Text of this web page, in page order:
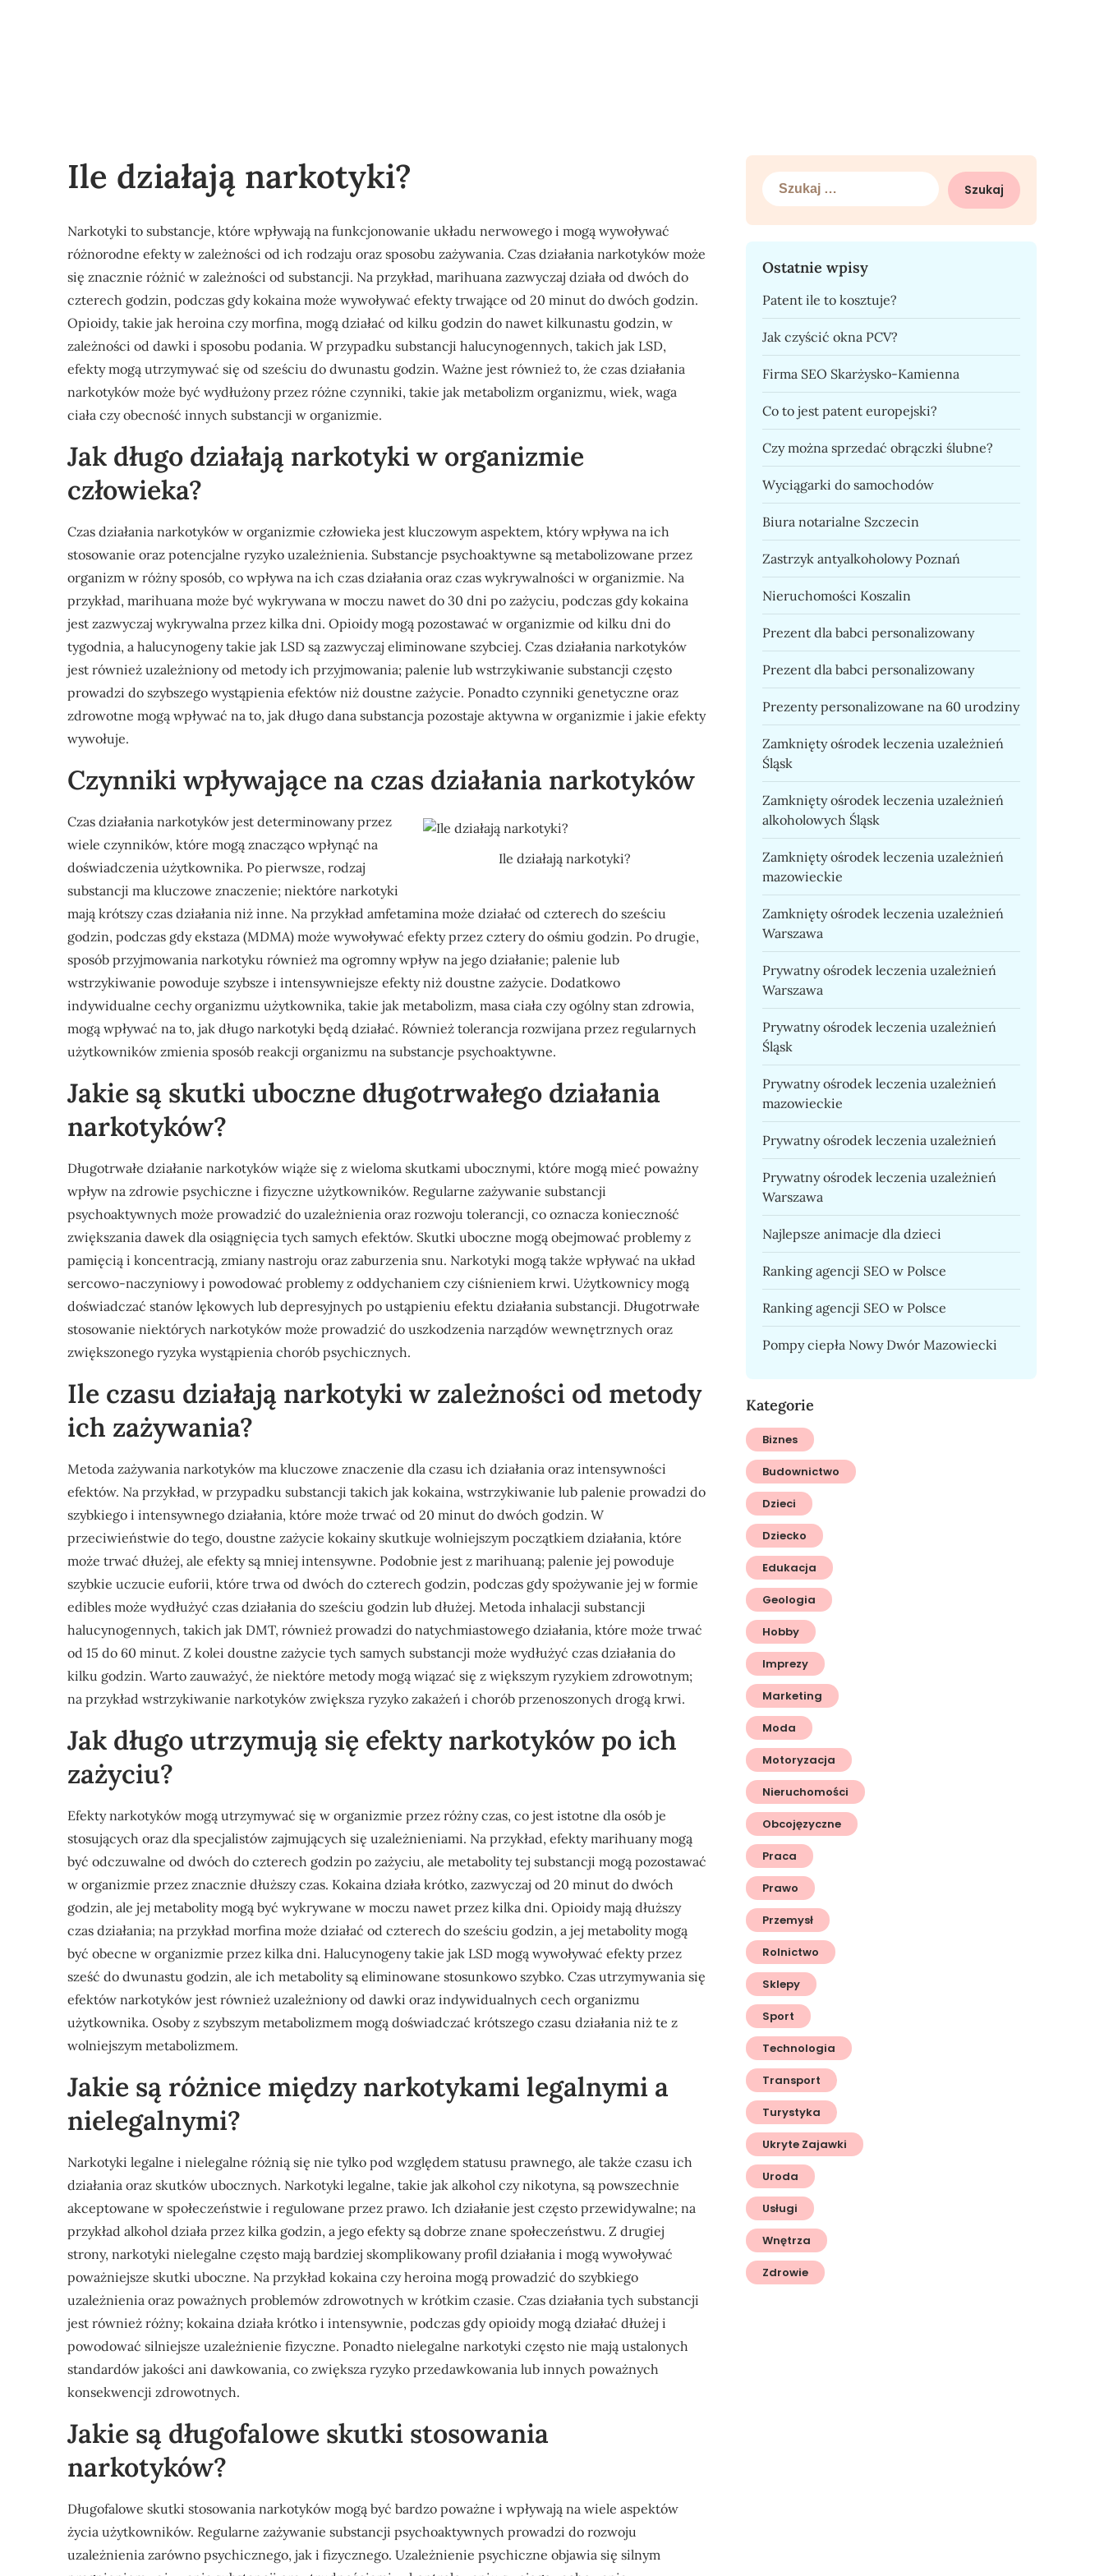
Ile działają narkotyki?
Narkotyki to substancje, które wpływają na funkcjonowanie układu nerwowego i mogą wywoływać
różnorodne efekty w zależności od ich rodzaju oraz sposobu zażywania. Czas działania narkotyków może
się znacznie różnić w zależności od substancji. Na przykład, marihuana zazwyczaj działa od dwóch do
czterech godzin, podczas gdy kokaina może wywoływać efekty trwające od 20 minut do dwóch godzin.
Opioidy, takie jak heroina czy morfina, mogą działać od kilku godzin do nawet kilkunastu godzin, w
zależności od dawki i sposobu podania. W przypadku substancji halucynogennych, takich jak LSD,
efekty mogą utrzymywać się od sześciu do dwunastu godzin. Ważne jest również to, że czas działania
narkotyków może być wydłużony przez różne czynniki, takie jak metabolizm organizmu, wiek, waga
ciała czy obecność innych substancji w organizmie.
Jak długo działają narkotyki w organizmie
człowieka?
Czas działania narkotyków w organizmie człowieka jest kluczowym aspektem, który wpływa na ich
stosowanie oraz potencjalne ryzyko uzależnienia. Substancje psychoaktywne są metabolizowane przez
organizm w różny sposób, co wpływa na ich czas działania oraz czas wykrywalności w organizmie. Na
przykład, marihuana może być wykrywana w moczu nawet do 30 dni po zażyciu, podczas gdy kokaina
jest zazwyczaj wykrywalna przez kilka dni. Opioidy mogą pozostawać w organizmie od kilku dni do
tygodnia, a halucynogeny takie jak LSD są zazwyczaj eliminowane szybciej. Czas działania narkotyków
jest również uzależniony od metody ich przyjmowania; palenie lub wstrzykiwanie substancji często
prowadzi do szybszego wystąpienia efektów niż doustne zażycie. Ponadto czynniki genetyczne oraz
zdrowotne mogą wpływać na to, jak długo dana substancja pozostaje aktywna w organizmie i jakie efekty
wywołuje.
Czynniki wpływające na czas działania narkotyków
Ile działają narkotyki?
Czas działania narkotyków jest determinowany przez
wiele czynników, które mogą znacząco wpłynąć na
doświadczenia użytkownika. Po pierwsze, rodzaj
substancji ma kluczowe znaczenie; niektóre narkotyki
mają krótszy czas działania niż inne. Na przykład amfetamina może działać od czterech do sześciu
godzin, podczas gdy ekstaza (MDMA) może wywoływać efekty przez cztery do ośmiu godzin. Po drugie,
sposób przyjmowania narkotyku również ma ogromny wpływ na jego działanie; palenie lub
wstrzykiwanie powoduje szybsze i intensywniejsze efekty niż doustne zażycie. Dodatkowo
indywidualne cechy organizmu użytkownika, takie jak metabolizm, masa ciała czy ogólny stan zdrowia,
mogą wpływać na to, jak długo narkotyki będą działać. Również tolerancja rozwijana przez regularnych
użytkowników zmienia sposób reakcji organizmu na substancje psychoaktywne.
Jakie są skutki uboczne długotrwałego działania
narkotyków?
Długotrwałe działanie narkotyków wiąże się z wieloma skutkami ubocznymi, które mogą mieć poważny
wpływ na zdrowie psychiczne i fizyczne użytkowników. Regularne zażywanie substancji
psychoaktywnych może prowadzić do uzależnienia oraz rozwoju tolerancji, co oznacza konieczność
zwiększania dawek dla osiągnięcia tych samych efektów. Skutki uboczne mogą obejmować problemy z
pamięcią i koncentracją, zmiany nastroju oraz zaburzenia snu. Narkotyki mogą także wpływać na układ
sercowo-naczyniowy i powodować problemy z oddychaniem czy ciśnieniem krwi. Użytkownicy mogą
doświadczać stanów lękowych lub depresyjnych po ustąpieniu efektu działania substancji. Długotrwałe
stosowanie niektórych narkotyków może prowadzić do uszkodzenia narządów wewnętrznych oraz
zwiększonego ryzyka wystąpienia chorób psychicznych.
Ile czasu działają narkotyki w zależności od metody
ich zażywania?
Metoda zażywania narkotyków ma kluczowe znaczenie dla czasu ich działania oraz intensywności
efektów. Na przykład, w przypadku substancji takich jak kokaina, wstrzykiwanie lub palenie prowadzi do
szybkiego i intensywnego działania, które może trwać od 20 minut do dwóch godzin. W
przeciwieństwie do tego, doustne zażycie kokainy skutkuje wolniejszym początkiem działania, które
może trwać dłużej, ale efekty są mniej intensywne. Podobnie jest z marihuaną; palenie jej powoduje
szybkie uczucie euforii, które trwa od dwóch do czterech godzin, podczas gdy spożywanie jej w formie
edibles może wydłużyć czas działania do sześciu godzin lub dłużej. Metoda inhalacji substancji
halucynogennych, takich jak DMT, również prowadzi do natychmiastowego działania, które może trwać
od 15 do 60 minut. Z kolei doustne zażycie tych samych substancji może wydłużyć czas działania do
kilku godzin. Warto zauważyć, że niektóre metody mogą wiązać się z większym ryzykiem zdrowotnym;
na przykład wstrzykiwanie narkotyków zwiększa ryzyko zakażeń i chorób przenoszonych drogą krwi.
Jak długo utrzymują się efekty narkotyków po ich
zażyciu?
Efekty narkotyków mogą utrzymywać się w organizmie przez różny czas, co jest istotne dla osób je
stosujących oraz dla specjalistów zajmujących się uzależnieniami. Na przykład, efekty marihuany mogą
być odczuwalne od dwóch do czterech godzin po zażyciu, ale metabolity tej substancji mogą pozostawać
w organizmie przez znacznie dłuższy czas. Kokaina działa krótko, zazwyczaj od 20 minut do dwóch
godzin, ale jej metabolity mogą być wykrywane w moczu nawet przez kilka dni. Opioidy mają dłuższy
czas działania; na przykład morfina może działać od czterech do sześciu godzin, a jej metabolity mogą
być obecne w organizmie przez kilka dni. Halucynogeny takie jak LSD mogą wywoływać efekty przez
sześć do dwunastu godzin, ale ich metabolity są eliminowane stosunkowo szybko. Czas utrzymywania się
efektów narkotyków jest również uzależniony od dawki oraz indywidualnych cech organizmu
użytkownika. Osoby z szybszym metabolizmem mogą doświadczać krótszego czasu działania niż te z
wolniejszym metabolizmem.
Jakie są różnice między narkotykami legalnymi a
nielegalnymi?
Narkotyki legalne i nielegalne różnią się nie tylko pod względem statusu prawnego, ale także czasu ich
działania oraz skutków ubocznych. Narkotyki legalne, takie jak alkohol czy nikotyna, są powszechnie
akceptowane w społeczeństwie i regulowane przez prawo. Ich działanie jest często przewidywalne; na
przykład alkohol działa przez kilka godzin, a jego efekty są dobrze znane społeczeństwu. Z drugiej
strony, narkotyki nielegalne często mają bardziej skomplikowany profil działania i mogą wywoływać
poważniejsze skutki uboczne. Na przykład kokaina czy heroina mogą prowadzić do szybkiego
uzależnienia oraz poważnych problemów zdrowotnych w krótkim czasie. Czas działania tych substancji
jest również różny; kokaina działa krótko i intensywnie, podczas gdy opioidy mogą działać dłużej i
powodować silniejsze uzależnienie fizyczne. Ponadto nielegalne narkotyki często nie mają ustalonych
standardów jakości ani dawkowania, co zwiększa ryzyko przedawkowania lub innych poważnych
konsekwencji zdrowotnych.
Jakie są długofalowe skutki stosowania
narkotyków?
Długofalowe skutki stosowania narkotyków mogą być bardzo poważne i wpływają na wiele aspektów
życia użytkowników. Regularne zażywanie substancji psychoaktywnych prowadzi do rozwoju
uzależnienia zarówno psychicznego, jak i fizycznego. Uzależnienie psychiczne objawia się silnym
Szukaj:
Ostatnie wpisy
Patent ile to kosztuje?
Jak czyścić okna PCV?
Firma SEO Skarżysko-Kamienna
Co to jest patent europejski?
Czy można sprzedać obrączki ślubne?
Wyciągarki do samochodów
Biura notarialne Szczecin
Zastrzyk antyalkoholowy Poznań
Nieruchomości Koszalin
Prezent dla babci personalizowany
Prezent dla babci personalizowany
Prezenty personalizowane na 60 urodziny
Zamknięty ośrodek leczenia uzależnień
Śląsk
Zamknięty ośrodek leczenia uzależnień
alkoholowych Śląsk
Zamknięty ośrodek leczenia uzależnień
mazowieckie
Zamknięty ośrodek leczenia uzależnień
Warszawa
Prywatny ośrodek leczenia uzależnień
Warszawa
Prywatny ośrodek leczenia uzależnień
Śląsk
Prywatny ośrodek leczenia uzależnień
mazowieckie
Prywatny ośrodek leczenia uzależnień
Prywatny ośrodek leczenia uzależnień
Warszawa
Najlepsze animacje dla dzieci
Ranking agencji SEO w Polsce
Ranking agencji SEO w Polsce
Pompy ciepła Nowy Dwór Mazowiecki
Kategorie
Biznes
Budownictwo
Dzieci
Dziecko
Edukacja
Geologia
Hobby
Imprezy
Marketing
Moda
Motoryzacja
Nieruchomości
Obcojęzyczne
Praca
Prawo
Przemysł
Rolnictwo
Sklepy
Sport
Technologia
Transport
Turystyka
Ukryte Zajawki
Uroda
Usługi
Wnętrza
Zdrowie